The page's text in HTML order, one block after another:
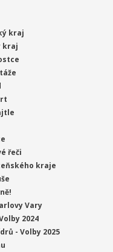
kraj
kraj
řeči
kraje
Vary
2024
- Volby 2025